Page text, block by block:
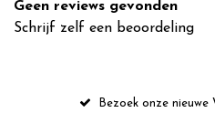
Geen reviews gevonden
Schrijf zelf een beoordeling
Bezoek onze nieuwe